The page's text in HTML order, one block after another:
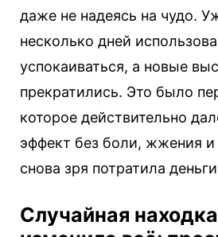
даже не надеясь на чудо.
несколько дней
успокаиваться, а новые
прекратились. Это было
которое действительно
эффект без боли, жжения
снова зря потратила
Случайная